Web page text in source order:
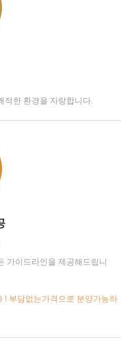
적한 환경을 자랑합니다.
가이드라인을 제공해드립니
! 부담없는가격으로 분양가능하